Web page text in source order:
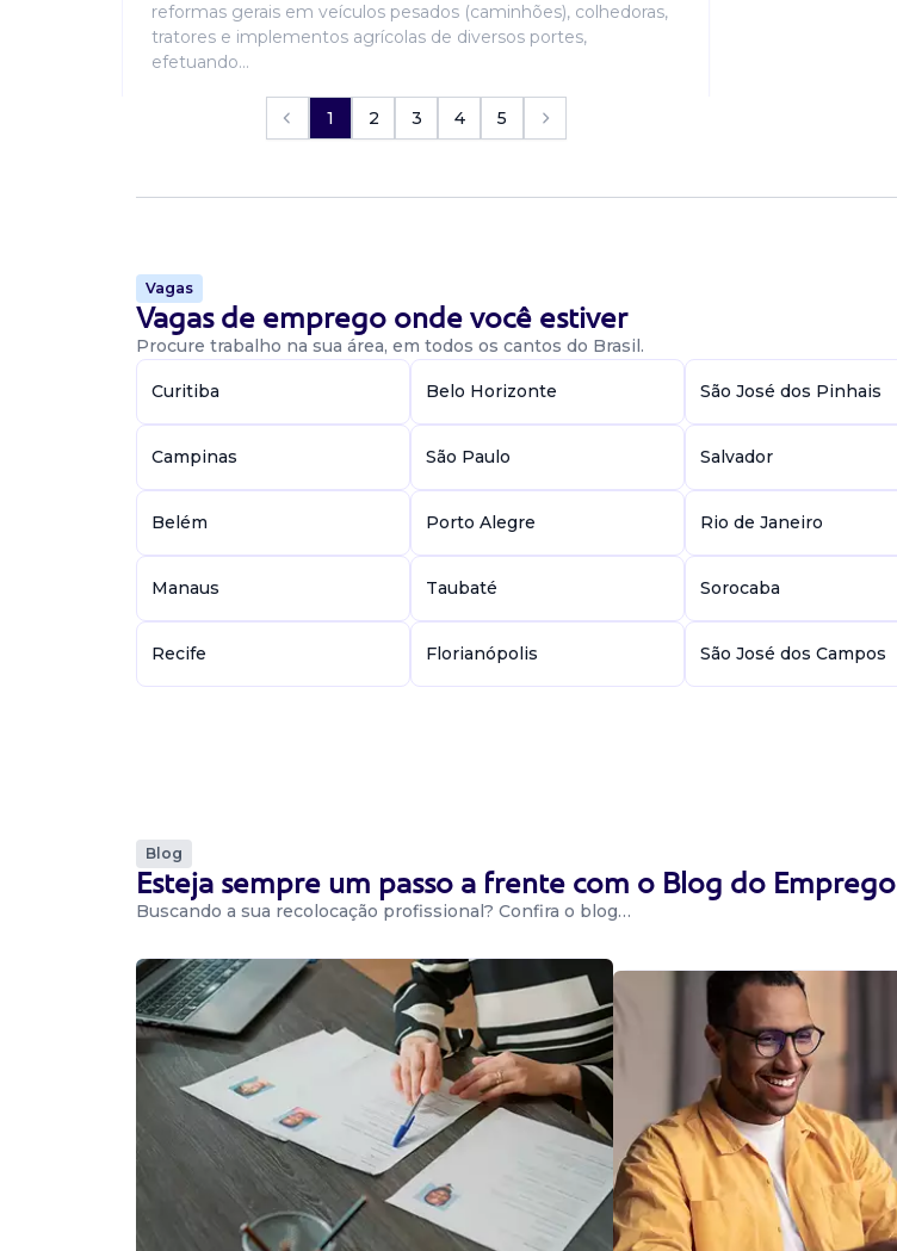
reformas gerais em veículos pesados (caminhões), colhedoras,
tratores e implementos agrícolas de diversos portes,
efetuando...
mecânico
Campinas / SP
Estágio em engenharia....
Vaga De Mecânico De Empilhadeira Junior
Mecânico de manutenção
Rental Lift Locação
Presencial
Vila Lucinda, Santo André / SP
• atenção aos detalhes e segurança; • raciocínio lógico para
trabalho; • boa comunicação com equipe de manutenção e op...
2 Vagas De Mecânico
Garantir a disponibilidade dos equipamentos das unidades de
produção (pus) seguindo padrões de qualidade e segurança....
Vaga De Mecânico De Manutenção
Mecânico de manutenção
Confidencial
Presencial
Iracemápolis, Iracemápolis / SP
Técnico completo em mecânica experiência na área de
manutenção mecânica – maquinário industrial...
Vaga De Mecânico
1 2 3 4 5
Vagas
Vagas de emprego onde você estiver
Procure trabalho na sua área, em todos os cantos do Brasil.
Curitiba Belo Horizonte São José dos Pinhais
Campinas São Paulo Salvador
Belém Porto Alegre Rio de Janeiro
Manaus Taubaté Sorocaba
Recife Florianópolis São José dos Campos
Blog
Esteja sempre um passo a frente com o Blog do Emprego
Buscando a sua recolocação profissional? Confira o blog…